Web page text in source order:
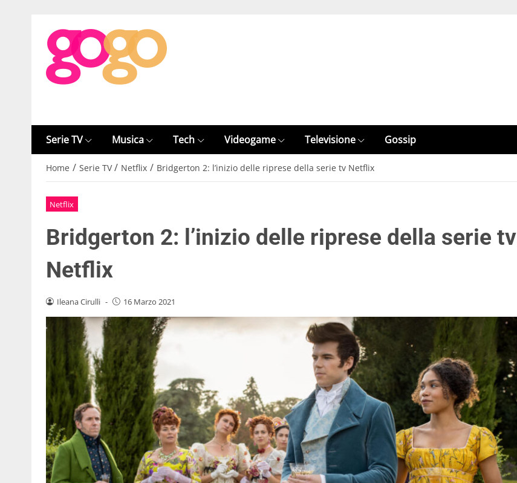
Serie TV Musica Tech Videogame Televisione Gossip
Home / Serie TV / Netflix / Bridgerton 2: l’inizio delle riprese della serie tv Netflix
Netflix
Bridgerton 2: l’inizio delle riprese della serie tv
Netflix
Ileana Cirulli - 16 Marzo 2021